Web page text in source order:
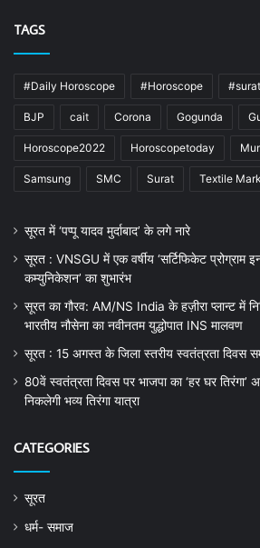
TAGS
#Daily Horoscope #Horoscope
BJP cait Corona Gogunda
Horoscope2022 Horoscopetoday
Samsung SMC Surat Textile
सूरत में ‘पप्पू यादव मुर्दाबाद’ के लगे नारे
सूरत : VNSGU में एक वर्षीय ‘सर्टिफिकेट प्रोग्राम
कम्युनिकेशन’ का शुभारंभ
सूरत का गौरव: AM/NS India के हज़ीरा प्लान्ट में
भारतीय नौसेना का नवीनतम युद्धोपात INS मालवण
सूरत : 15 अगस्त के जिला स्तरीय स्वतंत्रता दिवस
80वें स्वतंत्रता दिवस पर भाजपा का ‘हर घर
निकलेगी भव्य तिरंगा यात्रा
CATEGORIES
सूरत
धर्म- समाज